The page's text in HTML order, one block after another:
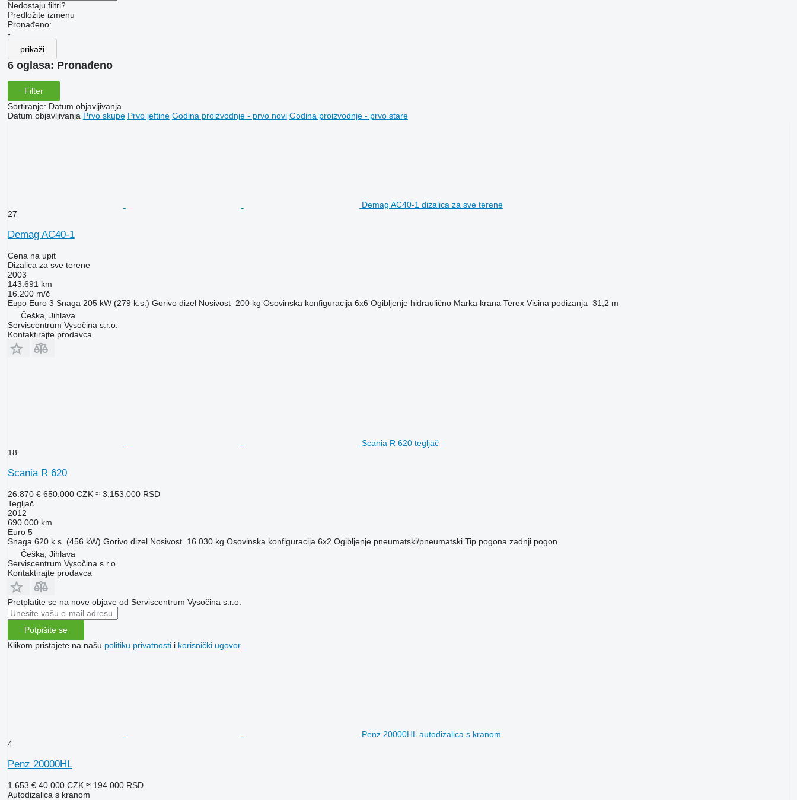
Nedostaju filtri?
Predložite izmenu
Pronađeno:
-
prikaži
6 oglasa: Pronađeno
Filter
Sortiranje: Datum objavljivanja
Datum objavljivanja Prvo skupe Prvo jeftine Godina proizvodnje - prvo novi Godina proizvodnje - prvo stare
Demag AC40-1 dizalica za sve terene
27
Demag AC40-1
Cena na upit
Dizalica za sve terene
2003
143.691 km
16.200 m/č
Евро Euro 3 Snaga 205 kW (279 k.s.) Gorivo dizel Nosivost 200 kg Osovinska konfiguracija 6x6 Ogibljenje hidraulično Marka krana Terex Visina podizanja 31,2 m
Češka, Jihlava
Serviscentrum Vysočina s.r.o.
Kontaktirajte prodavca
Scania R 620 tegljač
18
Scania R 620
26.870 € 650.000 CZK ≈ 3.153.000 RSD
Tegljač
2012
690.000 km
Euro 5
Snaga 620 k.s. (456 kW) Gorivo dizel Nosivost 16.030 kg Osovinska konfiguracija 6x2 Ogibljenje pneumatski/pneumatski Tip pogona zadnji pogon
Češka, Jihlava
Serviscentrum Vysočina s.r.o.
Kontaktirajte prodavca
Pretplatite se na nove objave od Serviscentrum Vysočina s.r.o.
Potpišite se
Klikom pristajete na našu politiku privatnostii korisnički ugovor.
Penz 20000HL autodizalica s kranom
4
Penz 20000HL
1.653 € 40.000 CZK ≈ 194.000 RSD
Autodizalica s kranom